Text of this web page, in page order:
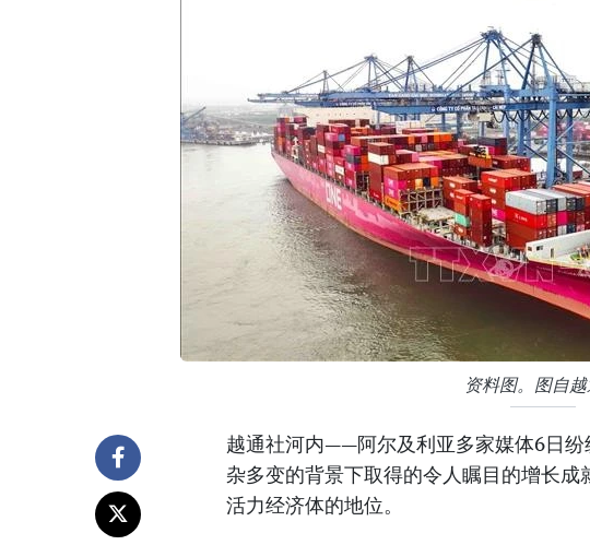
资料图。图自
越通社河内——阿尔及利亚多家媒体6日
杂多变的背景下取得的令人瞩目的增长
活力经济体的地位。